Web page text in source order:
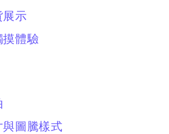
示
體驗
圖騰樣式